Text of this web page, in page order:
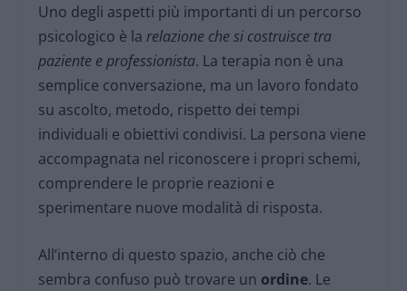
Uno degli aspetti più importanti di un percorso
psicologico è larelazione che si costruisce tra
paziente e professionista. La terapia non è una
semplice conversazione, ma un lavoro fondato
su ascolto, metodo, rispetto dei tempi
individuali e obiettivi condivisi. La persona viene
accompagnata nel riconoscere i propri schemi,
comprendere le proprie reazioni e
sperimentare nuove modalità di risposta.
All’interno di questo spazio, anche ciò che
sembra confuso può trovare un ordine. Le